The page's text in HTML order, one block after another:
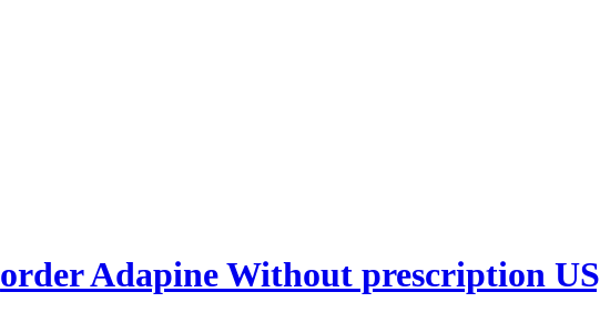
order Adapine Without prescription